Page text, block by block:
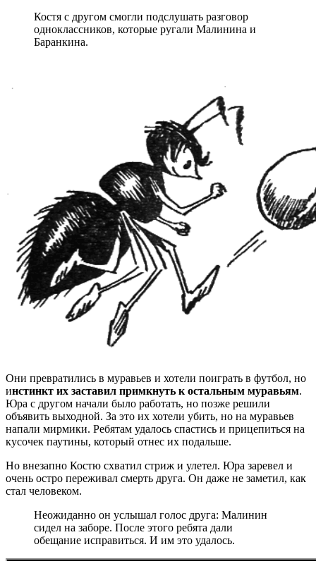
Костя с другом смогли подслушать разговор
одноклассников, которые ругали Малинина и
Баранкина.
Они превратились в муравьев и хотели поиграть в футбол, но
инстинкт их заставил примкнуть к остальным муравьям.
Юра с другом начали было работать, но позже решили
объявить выходной. За это их хотели убить, но на муравьев
напали мирмики. Ребятам удалось спастись и прицепиться на
кусочек паутины, который отнес их подальше.
Но внезапно Костю схватил стриж и улетел. Юра заревел и
очень остро переживал смерть друга. Он даже не заметил, как
стал человеком.
Неожиданно он услышал голос друга: Малинин
сидел на заборе. После этого ребята дали
обещание исправиться. И им это удалось.